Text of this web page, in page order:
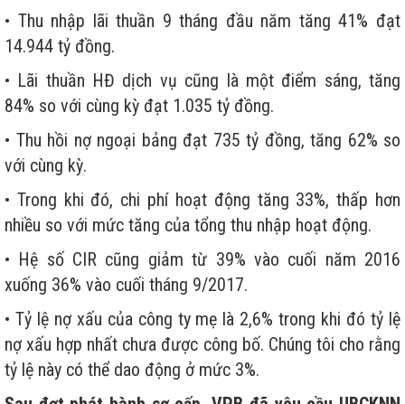
• Thu nhập lãi thuần 9 tháng đầu năm tăng 41% đạt
14.944 tỷ đồng.
• Lãi thuần HĐ dịch vụ cũng là một điểm sáng, tăng
84% so với cùng kỳ đạt 1.035 tỷ đồng.
• Thu hồi nợ ngoại bảng đạt 735 tỷ đồng, tăng 62% so
với cùng kỳ.
• Trong khi đó, chi phí hoạt động tăng 33%, thấp hơn
nhiều so với mức tăng của tổng thu nhập hoạt động.
• Hệ số CIR cũng giảm từ 39% vào cuối năm 2016
xuống 36% vào cuối tháng 9/2017.
• Tỷ lệ nợ xấu của công ty mẹ là 2,6% trong khi đó tỷ lệ
nợ xấu hợp nhất chưa được công bố. Chúng tôi cho rằng
tỷ lệ này có thể dao động ở mức 3%.